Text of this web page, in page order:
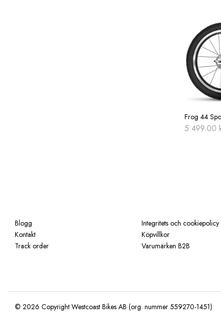
Frog 44
5.499.00
Blogg Integritets och cookiepolicy
Kontakt
Köpvillkor
Track order
Varumärken B2B